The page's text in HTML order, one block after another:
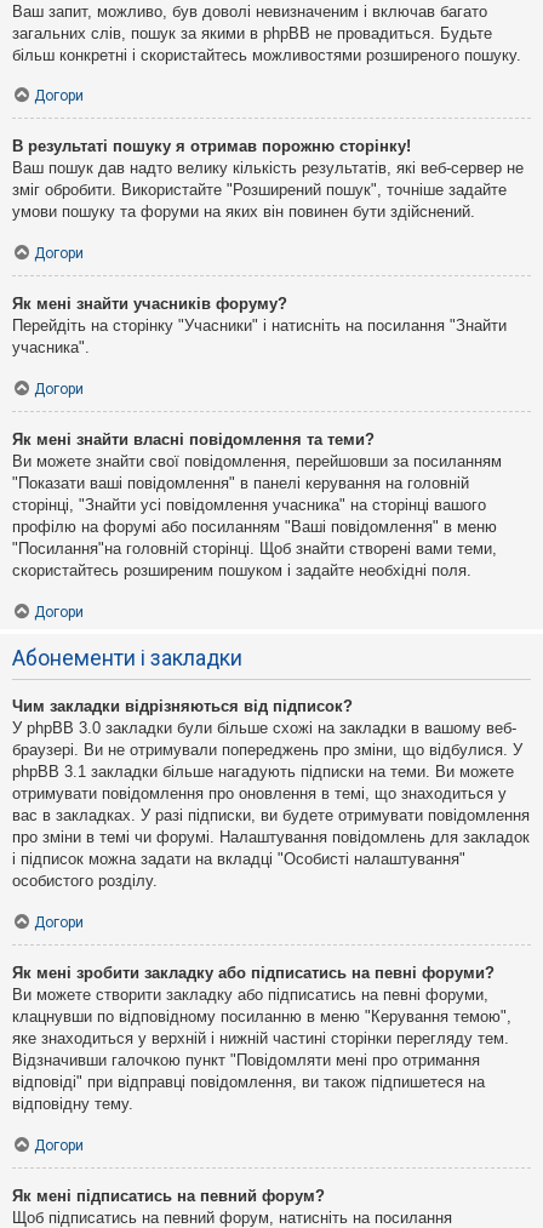
Ваш запит, можливо, був доволі невизначеним і включав багато
загальних слів, пошук за якими в phpBB не провадиться. Будьте
більш конкретні і скористайтесь можливостями розширеного пошуку.
Догори
В результаті пошуку я отримав порожню сторінку!
Ваш пошук дав надто велику кількість результатів, які веб-сервер не
зміг обробити. Використайте "Розширений пошук", точніше задайте
умови пошуку та форуми на яких він повинен бути здійснений.
Догори
Як мені знайти учасників форуму?
Перейдіть на сторінку "Учасники" і натисніть на посилання "Знайти
учасника".
Догори
Як мені знайти власні повідомлення та теми?
Ви можете знайти свої повідомлення, перейшовши за посиланням
"Показати ваші повідомлення" в панелі керування на головній
сторінці, "Знайти усі повідомлення учасника" на сторінці вашого
профілю на форумі або посиланням "Ваші повідомлення" в меню
"Посилання"на головній сторінці. Щоб знайти створені вами теми,
скористайтесь розширеним пошуком і задайте необхідні поля.
Догори
Абонементи і закладки
Чим закладки відрізняються від підписок?
У phpBB 3.0 закладки були більше схожі на закладки в вашому веб-
браузері. Ви не отримували попереджень про зміни, що відбулися. У
phpBB 3.1 закладки більше нагадують підписки на теми. Ви можете
отримувати повідомлення про оновлення в темі, що знаходиться у
вас в закладках. У разі підписки, ви будете отримувати повідомлення
про зміни в темі чи форумі. Налаштування повідомлень для закладок
і підписок можна задати на вкладці "Особисті налаштування"
особистого розділу.
Догори
Як мені зробити закладку або підписатись на певні форуми?
Ви можете створити закладку або підписатись на певні форуми,
клацнувши по відповідному посиланню в меню "Керування темою",
яке знаходиться у верхній і нижній частині сторінки перегляду тем.
Відзначивши галочкою пункт "Повідомляти мені про отримання
відповіді" при відправці повідомлення, ви також підпишетеся на
відповідну тему.
Догори
Як мені підписатись на певний форум?
Щоб підписатись на певний форум, натисніть на посилання